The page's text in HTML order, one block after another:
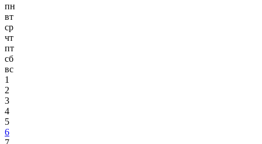
пн
вт
ср
чт
пт
сб
вс
1
2
3
4
5
6